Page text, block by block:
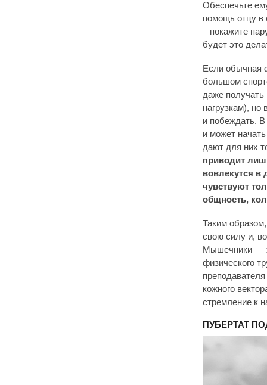
Обеспечьте
помощь отцу в
– покажите
будет это
Если обычная
большом
даже
нагрузкам),
и побеждать.
и может
дают для них
приводит
вовлекутся
чувствуют
общность,
Таким
свою силу и,
Мышечники —
физического
кожного
стремление к
ПУБЕРТАТ